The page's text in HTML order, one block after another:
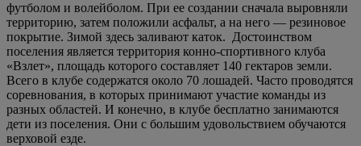
футболом и волейболом. При ее создании сначала выровняли
территорию, затем положили асфальт, а на него — резиновое
покрытие. Зимой здесь заливают каток. Достоинством
поселения является территория конно-спортивного клуба
«Взлет», площадь которого составляет 140 гектаров земли.
Всего в клубе содержатся около 70 лошадей. Часто проводятся
соревнования, в которых принимают участие команды из
разных областей. И конечно, в клубе бесплатно занимаются
дети из поселения. Они с большим удовольствием обучаются
верховой езде.